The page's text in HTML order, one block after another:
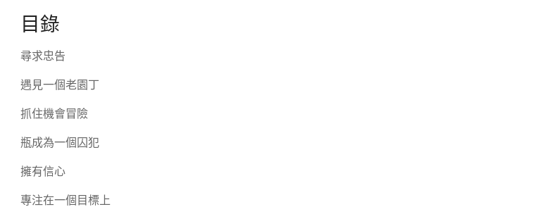
目錄
尋求忠告
遇見一個老園丁
抓住機會冒險
瓶成為一個囚犯
擁有信心
專注在一個目標上